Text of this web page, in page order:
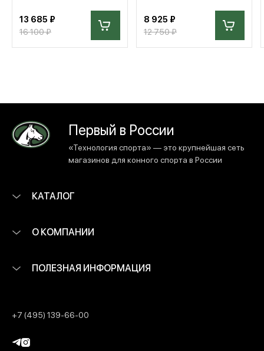
13 685 ₽
16 100 ₽
8 925 ₽
12 750 ₽
Первый в России
«Технология спорта» — это крупнейшая сеть
магазинов для конного спорта в России
КАТАЛОГ
О КОМПАНИИ
ПОЛЕЗНАЯ ИНФОРМАЦИЯ
+7 (495) 139-66-00